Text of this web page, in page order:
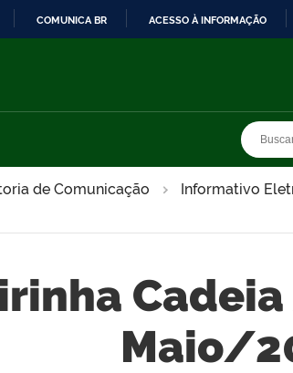
COMUNICA BR ACESSO À INFORMAÇÃO
de Comunicação Informativo
Maio/